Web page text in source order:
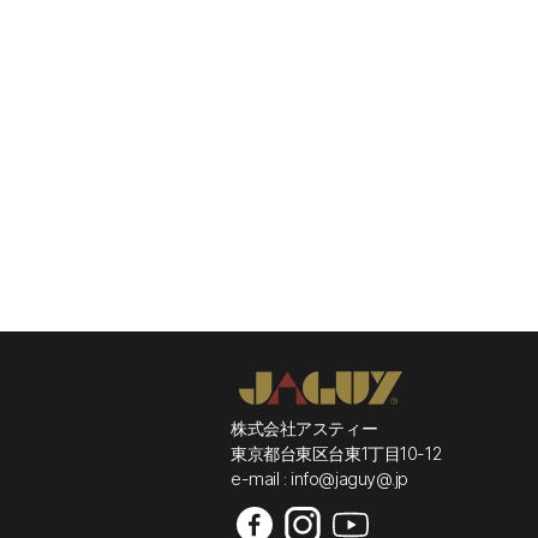
株式会社アスティー
東京都台東区台東1丁目10-12
e-mail : info@jaguy@.jp